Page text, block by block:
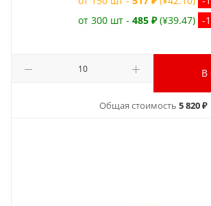
от 300 шт - 485 ₽ (¥39.47) -
В
Общая стоимость 5 820 ₽